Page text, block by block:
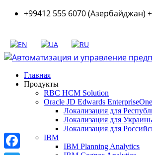
+99412 555 6070 (Азербайджан)
Главная
Продукты
RBC HCM Solution
Oracle JD Edwards EnterpriseOne
Локализация для
Локализация для
Локализация для
IBM
IBM Planning Analytics